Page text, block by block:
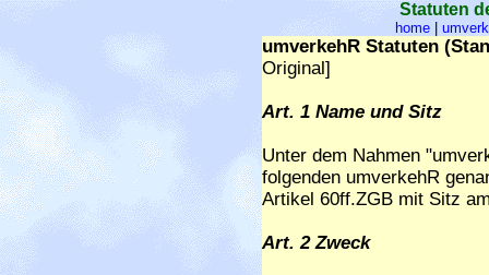
Statuten
home|
umverkehR Statuten
Original]
Art. 1 Name und Sitz
Unter dem Nahmen
folgenden umverkehR
Artikel 60ff.ZGB mit Sitz
Art. 2 Zweck